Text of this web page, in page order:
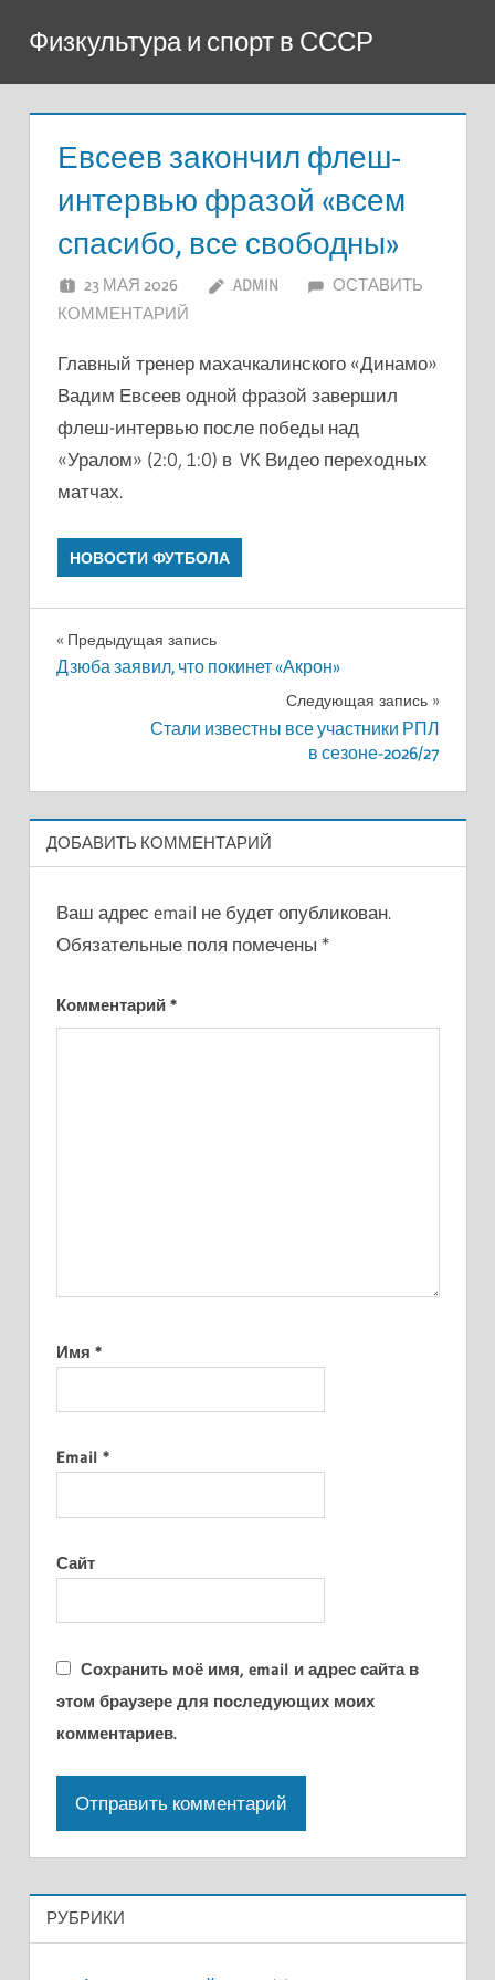
содержимому
Физкультура и спорт в СССР
Евсеев закончил флеш-
интервью фразой «всем
спасибо, все свободны»
23 МАЯ 2026 ADMIN
ОСТАВИТЬ
КОММЕНТАРИЙ
Главный тренер махачкалинского «Динамо»
Вадим Евсеев одной фразой завершил
флеш-интервью после победы над
«Уралом» (2:0, 1:0) в VK Видео переходных
матчах.
НОВОСТИ ФУТБОЛА
Навигация
записям
Предыдущая запись
Дзюба заявил, что покинет «Акрон»
Следующая запись
Стали известны все участники РПЛ
в сезоне-2026/27
ДОБАВИТЬ КОММЕНТАРИЙ
Ваш адрес email не будет опубликован.
Обязательные поля помечены *
Комментарий *
Имя *
Email *
Сайт
Сохранить моё имя, email и адрес сайта в
этом браузере для последующих моих
комментариев.
РУБРИКИ